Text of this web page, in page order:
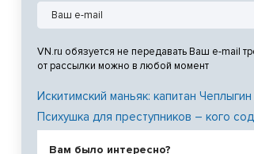
VN.ru обязуется не передавать Ваш e-mail
от рассылки можно в любой момент
Искитимский маньяк: капитан
Психушка для преступников – кого
Вам было интересно?